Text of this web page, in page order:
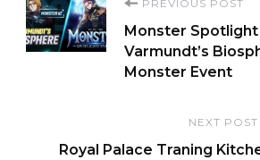
Post
Navigation
PREVIOUS POST
Monster Spotlight
Varmundt’s
Monster Event
NEXT POST
Royal Palace Traning